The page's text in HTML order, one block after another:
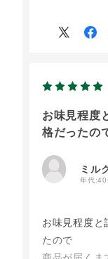
か、レモン
お味見程度
格だったの
ミル
年代:40
お味見程度と
たので